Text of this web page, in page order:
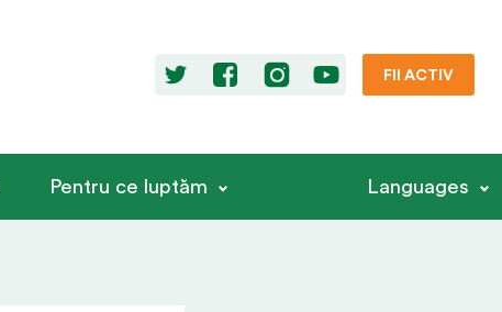
FII ACTIV
Pentru ce luptăm Languages